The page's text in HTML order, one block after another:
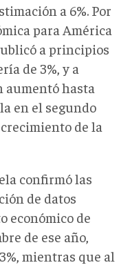
a 6%. Por
para América
a principios
de 3%, y a
aumentó hasta
en el segundo
de la
confirmó las
de datos
económico de
de ese año,
mientras que al